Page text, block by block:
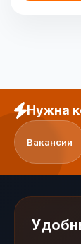
Нужна
Вакансии